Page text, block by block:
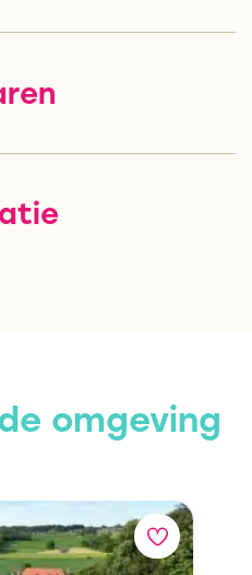
omgeving